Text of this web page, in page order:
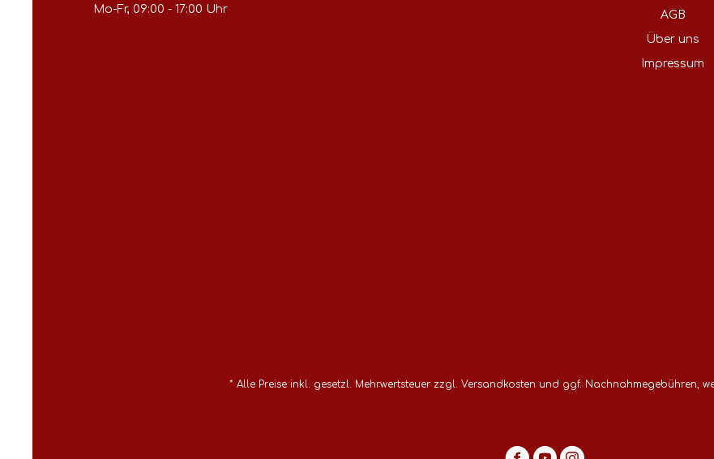
Mo-Fr, 09:00 - 17:00 Uhr
AGB
Über uns
Impressum
* Alle Preise inkl. gesetzl. Mehrwertsteuer zzgl. Versandkosten und ggf. Nachnahmegebühren,